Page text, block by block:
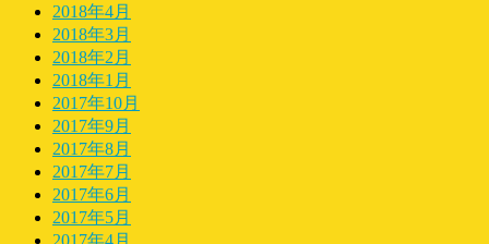
2018年4月
2018年3月
2018年2月
2018年1月
2017年10月
2017年9月
2017年8月
2017年7月
2017年6月
2017年5月